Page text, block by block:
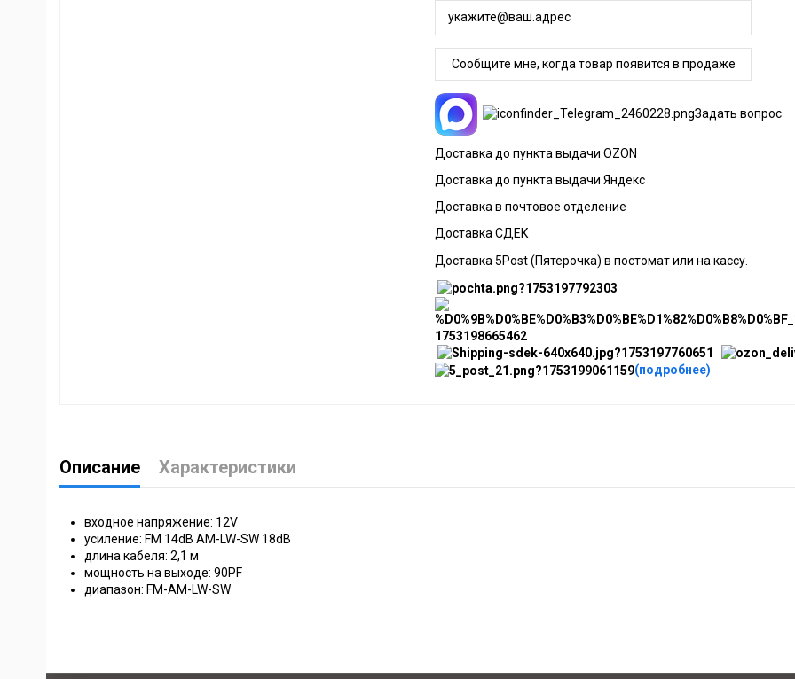
Задать вопрос
Доставка до пункта выдачи OZON
Доставка до пункта выдачи Яндекс
Доставка в почтовое отделение
Доставка СДЕК
Доставка 5Post (Пятерочка) в постомат или на кассу.
(подробнее)
Описание Характеристики
входное напряжение: 12V
усиление: FM 14dB AM-LW-SW 18dB
длина кабеля: 2,1 м
мощность на выходе: 90PF
диапазон: FM-AM-LW-SW